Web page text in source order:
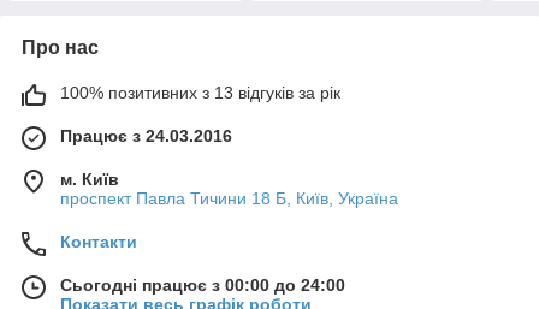
Про нас
100% позитивних з 13 відгуків за рік
Працює з 24.03.2016
м. Київ
проспект Павла Тичини 18 Б, Київ, Україна
Контакти
Сьогодні працює з 00:00 до 24:00
Показати весь графік роботи